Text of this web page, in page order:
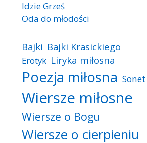
Idzie Grześ
Oda do młodości
Bajki Bajki Krasickiego
Erotyk Liryka miłosna
Poezja miłosna Sonet
Wiersze miłosne
Wiersze o Bogu
Wiersze o cierpieniu